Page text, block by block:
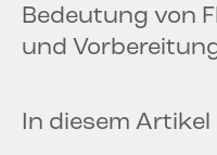
Bedeutung von
und
In diesem